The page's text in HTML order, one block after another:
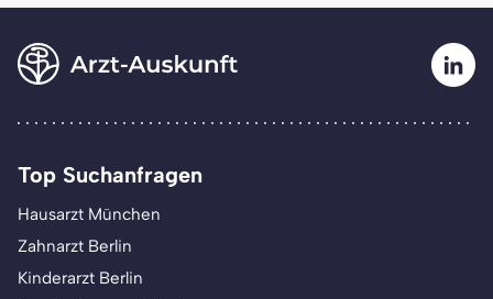
Top Suchanfragen
Hausarzt München
Zahnarzt Berlin
Kinderarzt Berlin